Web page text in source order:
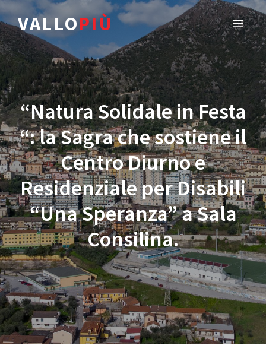
VALLOPIÙ
“Natura Solidale in Festa
“: la Sagra che sostiene il
Centro Diurno e
Residenziale per Disabili
“Una Speranza” a Sala
Consilina.